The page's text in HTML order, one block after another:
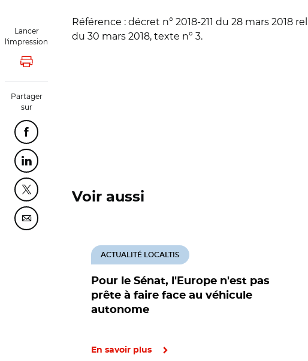
Lancer
l'impression
Lancer l'impression
Partager
sur
Partager cette page sur Facebook
Partager cette page sur Linkedin
Partager cette page sur Twitter
Partager cette page sur Courriel
Référence : décret n° 2018-211 du 28 mars
du 30 mars 2018, texte n° 3.
Voir aussi
Pour le Sénat, l'Europe n'est pas
prête à faire face au véhicule
autonome
ACTUALITÉ LOCALTIS
En savoir plus